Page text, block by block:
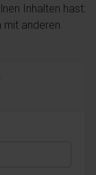
Inhalten hast:
mit anderen